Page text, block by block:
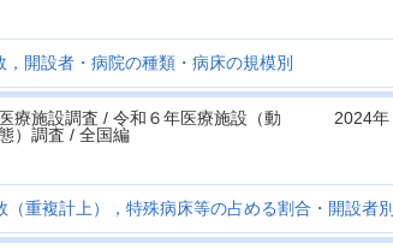
開設者・病院の種類・病床の規模別
医療施設調査 / 令和６年医療施設（動
）調査 / 全国編
2024年
重複計上），特殊病床等の占める割合・開設者別